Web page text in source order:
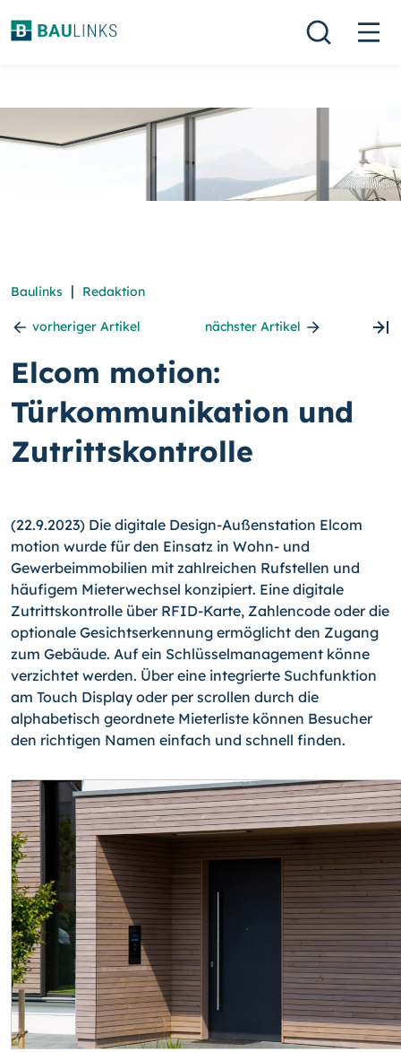
Baulinks | Redaktion
vorheriger Artikel nächster Artikel
Elcom motion:
Türkommunikation und
Zutrittskontrolle
(22.9.2023) Die digitale Design-Außenstation Elcom
motion wurde für den Einsatz in Wohn- und
Gewerbeimmobilien mit zahlreichen Rufstellen und
häufigem Mieterwechsel konzipiert. Eine digitale
Zutrittskontrolle über RFID-Karte, Zahlencode oder die
optionale Gesichtserkennung ermöglicht den Zugang
zum Gebäude. Auf ein Schlüsselmanagement könne
verzichtet werden. Über eine integrierte Suchfunktion
am Touch Display oder per scrollen durch die
alphabetisch geordnete Mieterliste können Besucher
den richtigen Namen einfach und schnell finden.